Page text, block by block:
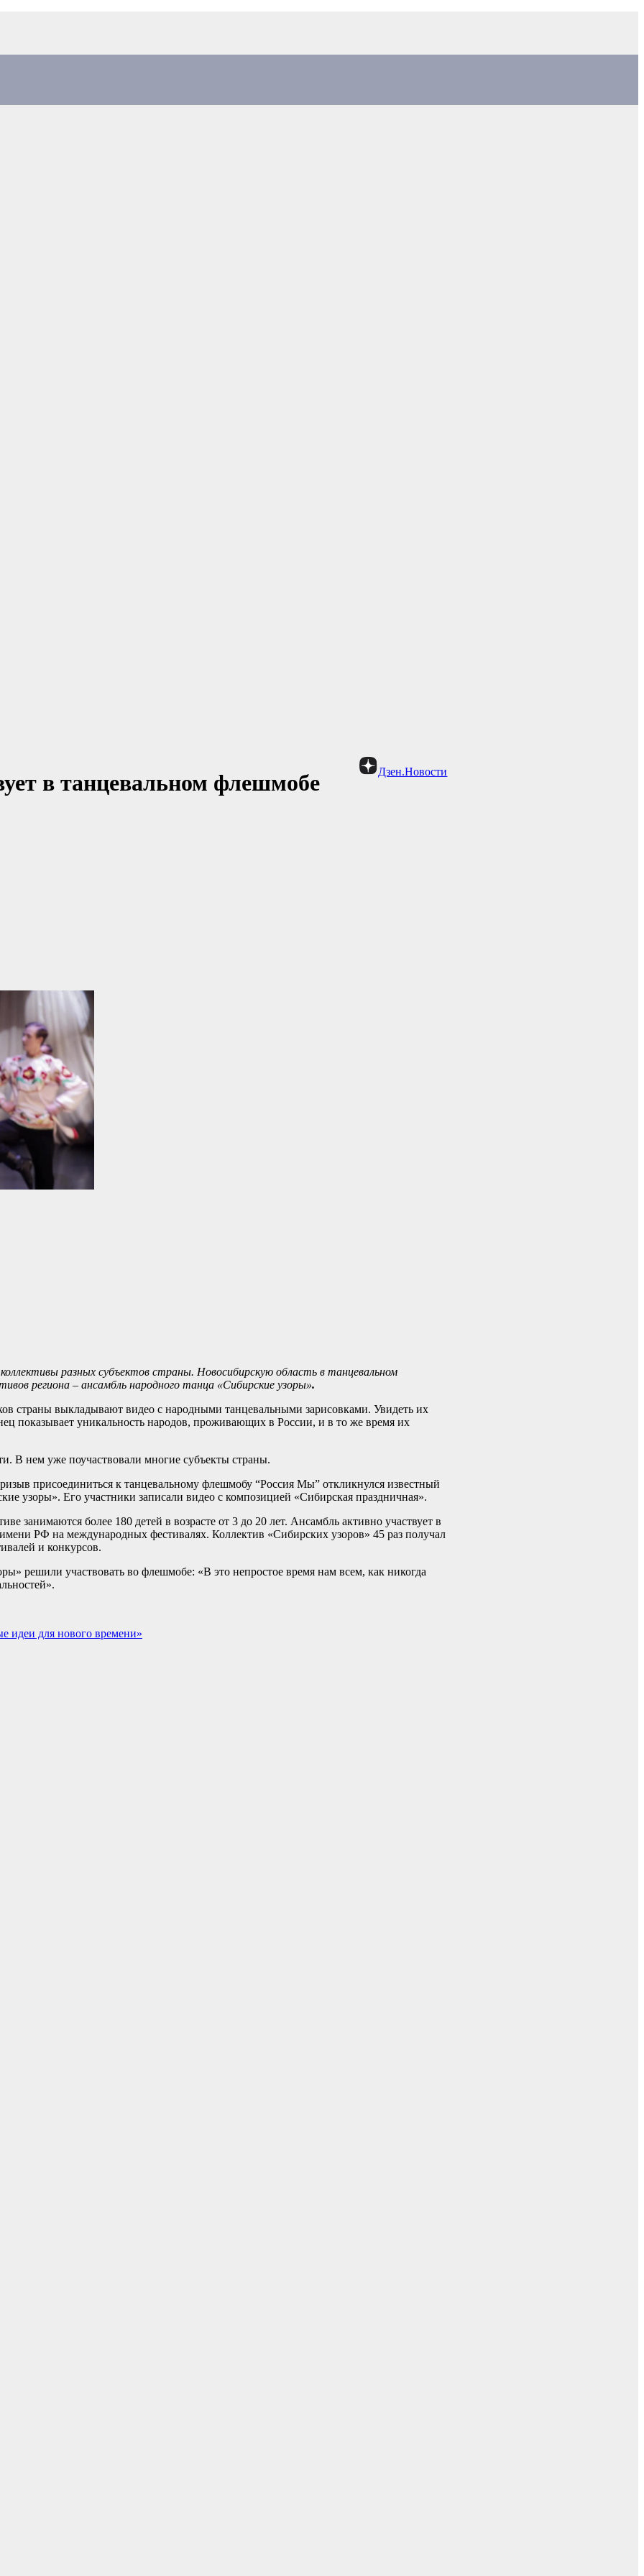
Дзен.Новости
в танцевальном флешмобе
разных субъектов страны. Новосибирскую область в танцевальном
региона – ансамбль народного танца «Сибирские узоры».
страны выкладывают видео с народными танцевальными зарисовками. Увидеть их
показывает уникальность народов, проживающих в России, и в то же время их
В нем уже поучаствовали многие субъекты страны.
присоединиться к танцевальному флешмобу “Россия Мы” откликнулся известный
узоры». Его участники записали видео с композицией «Сибирская праздничная».
занимаются более 180 детей в возрасте от 3 до 20 лет. Ансамбль активно участвует в
РФ на международных фестивалях. Коллектив «Сибирских узоров» 45 раз получал
и конкурсов.
решили участвовать во флешмобе: «В это непростое время нам всем, как никогда
идеи для нового времени»